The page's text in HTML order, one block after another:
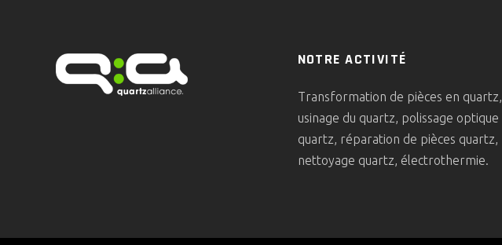
NOTRE ACTIVITÉ
Transformation de pièces en quartz,
usinage du quartz, polissage optique
quartz, réparation de pièces quartz,
nettoyage quartz, électrothermie.